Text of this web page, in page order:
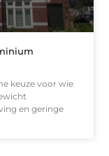
keuze voor wie
en geringe